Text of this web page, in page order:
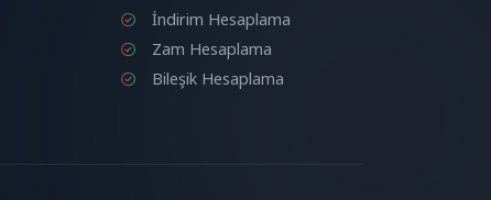
İndirim Hesaplama
Zam Hesaplama
Bileşik Hesaplama